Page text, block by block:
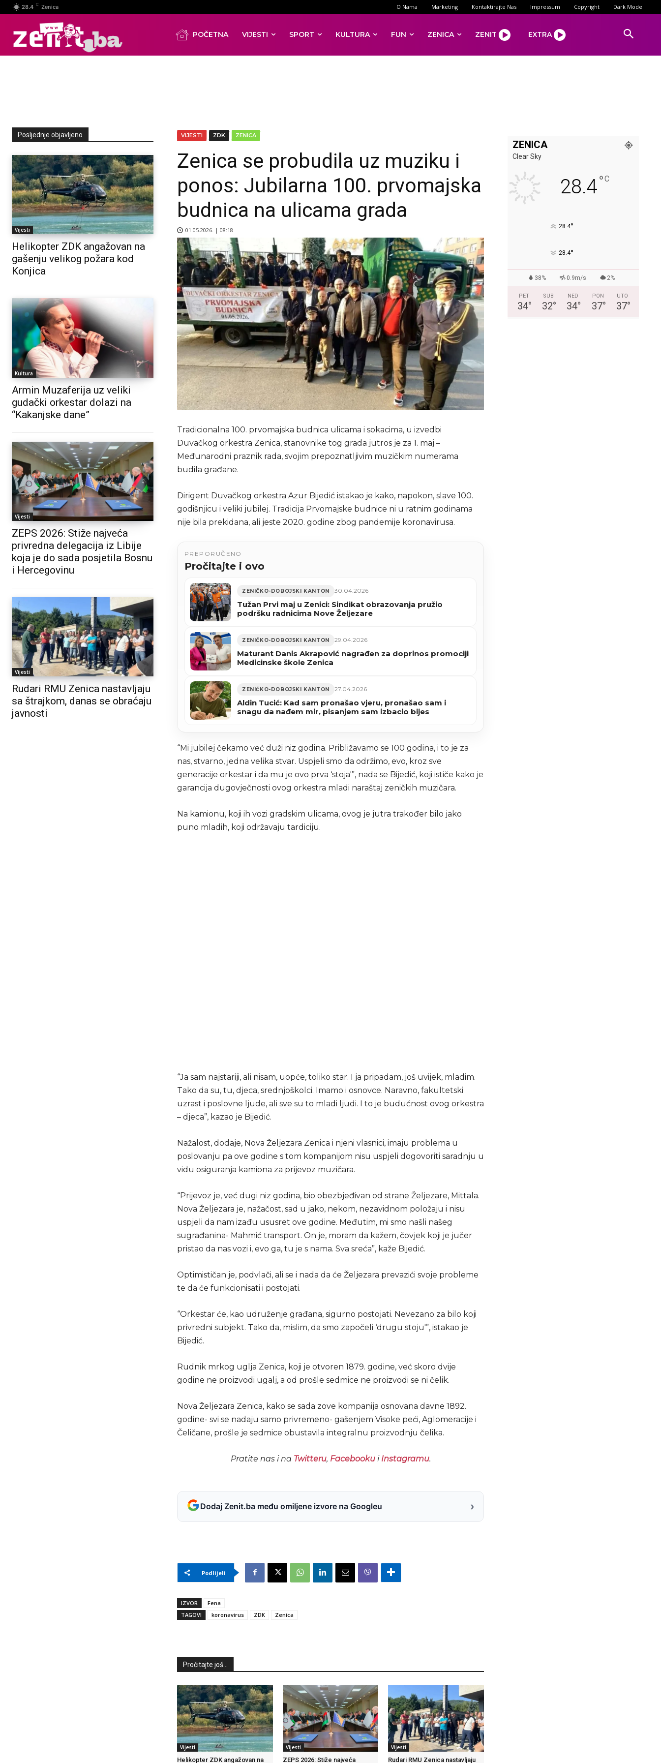
28.4 C Zenica O Nama Marketing Kontaktirajte Nas Impressum Copyright Dark Mode
POČETNA VIJESTI SPORT KULTURA FUN ZENICA ZENIT EXTRA
Posljednje objavljeno
Vijesti
Helikopter ZDK angažovan na
gašenju velikog požara kod
Konjica
Kultura
Armin Muzaferija uz veliki
gudački orkestar dolazi na
“Kakanjske dane”
Vijesti
ZEPS 2026: Stiže najveća
privredna delegacija iz Libije
koja je do sada posjetila Bosnu
i Hercegovinu
Vijesti
Rudari RMU Zenica nastavljaju
sa štrajkom, danas se obraćaju
javnosti
VIJESTI ZDK ZENICA
Zenica se probudila uz muziku i
ponos: Jubilarna 100. prvomajska
budnica na ulicama grada
01.05.2026. | 08:18
Tradicionalna 100. prvomajska budnica ulicama i sokacima, u izvedbi
Duvačkog orkestra Zenica, stanovnike tog grada jutros je za 1. maj –
Međunarodni praznik rada, svojim prepoznatljivim muzičkim numerama
budila građane.
Dirigent Duvačkog orkestra Azur Bijedić istakao je kako, napokon, slave 100.
godišnjicu i veliki jubilej. Tradicija Prvomajske budnice ni u ratnim godinama
nije bila prekidana, ali jeste 2020. godine zbog pandemije koronavirusa.
PREPORUČENO
Pročitajte i ovo
ZENIČKO-DOBOJSKI KANTON 30.04.2026
Tužan Prvi maj u Zenici: Sindikat obrazovanja pružio
podršku radnicima Nove Željezare
ZENIČKO-DOBOJSKI KANTON 29.04.2026
Maturant Danis Akrapović nagrađen za doprinos promociji
Medicinske škole Zenica
ZENIČKO-DOBOJSKI KANTON 27.04.2026
Aldin Tucić: Kad sam pronašao vjeru, pronašao sam i
snagu da nađem mir, pisanjem sam izbacio bijes
“Mi jubilej čekamo već duži niz godina. Približavamo se 100 godina, i to je za
nas, stvarno, jedna velika stvar. Uspjeli smo da održimo, evo, kroz sve
generacije orkestar i da mu je ovo prva ‘stoja'”, nada se Bijedić, koji ističe kako je
garancija dugovječnosti ovog orkestra mladi naraštaj zeničkih muzičara.
Na kamionu, koji ih vozi gradskim ulicama, ovog je jutra trakođer bilo jako
puno mladih, koji održavaju tardiciju.
“Ja sam najstariji, ali nisam, uopće, toliko star. I ja pripadam, još uvijek, mladim.
Tako da su, tu, djeca, srednjoškolci. Imamo i osnovce. Naravno, fakultetski
uzrast i poslovne ljude, ali sve su to mladi ljudi. I to je budućnost ovog orkestra
– djeca”, kazao je Bijedić.
Nažalost, dodaje, Nova Željezara Zenica i njeni vlasnici, imaju problema u
poslovanju pa ove godine s tom kompanijom nisu uspjeli dogovoriti saradnju u
vidu osiguranja kamiona za prijevoz muzičara.
“Prijevoz je, već dugi niz godina, bio obezbjeđivan od strane Željezare, Mittala.
Nova Željezara je, nažačost, sad u jako, nekom, nezavidnom položaju i nisu
uspjeli da nam izađu ususret ove godine. Međutim, mi smo našli našeg
sugrađanina- Mahmić transport. On je, moram da kažem, čovjek koji je jučer
pristao da nas vozi i, evo ga, tu je s nama. Sva sreća”, kaže Bijedić.
Optimističan je, podvlači, ali se i nada da će Željezara prevazići svoje probleme
te da će funkcionisati i postojati.
“Orkestar će, kao udruženje građana, sigurno postojati. Nevezano za bilo koji
privredni subjekt. Tako da, mislim, da smo započeli ‘drugu stoju'”, istakao je
Bijedić.
Rudnik mrkog uglja Zenica, koji je otvoren 1879. godine, već skoro dvije
godine ne proizvodi ugalj, a od prošle sedmice ne proizvodi se ni čelik.
Nova Željezara Zenica, kako se sada zove kompanija osnovana davne 1892.
godine- svi se nadaju samo privremeno- gašenjem Visoke peći, Aglomeracije i
Čeličane, prošle je sedmice obustavila integralnu proizvodnju čelika.
Pratite nas i na Twitteru, Facebookui Instagramu.
Dodaj Zenit.ba među omiljene izvore na Googleu ›
Podlijeli
IZVOR
Fena
TAGOVI
koronavirus ZDK Zenica
Pročitajte još...
Vijesti
Helikopter ZDK angažovan na
Vijesti
ZEPS 2026: Stiže najveća
Vijesti
Rudari RMU Zenica nastavljaju
ZENICA
Clear Sky
28.4°C
28.4°
28.4°
38% 0.9m/s 2%
PET
34°
SUB
32°
NED
34°
PON
37°
UTO
37°